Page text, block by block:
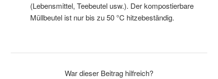
(Lebensmittel, Teebeutel usw.). Der kompostierbare
Müllbeutel ist nur bis zu 50 °C hitzebeständig.
War dieser Beitrag hilfreich?